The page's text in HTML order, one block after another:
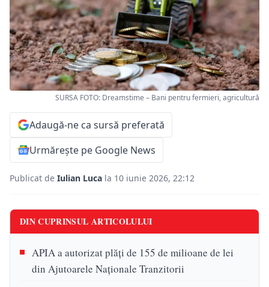
SURSA FOTO: Dreamstime – Bani pentru fermieri, agricultură
Adaugă-ne ca sursă preferată
Urmărește pe Google News
Publicat de Iulian Luca la 10 iunie 2026, 22:12
DIN CUPRINSUL ARTICOLULUI
APIA a autorizat plăți de 155 de milioane de lei
din Ajutoarele Naționale Tranzitorii